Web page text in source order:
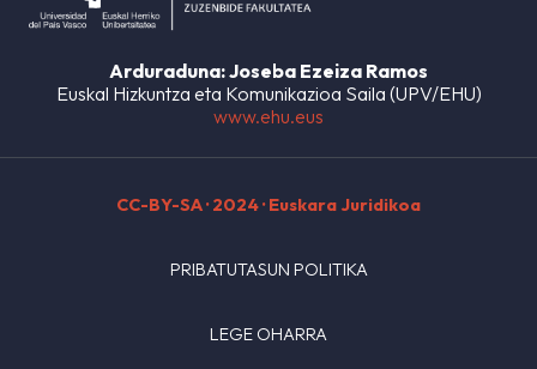
Arduraduna: Joseba Ezeiza Ramos
Euskal Hizkuntza eta Komunikazioa Saila (UPV/EHU)
www.ehu.eus
CC-BY-SA· 2024 · Euskara Juridikoa
PRIBATUTASUN POLITIKA
LEGE OHARRA